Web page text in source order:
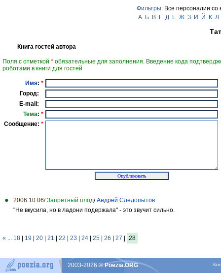
Фильтры: Все персоналии со
А
Б В Г Д Е Ж З И Й К Л
Книга гостей автора
Поля с отметкой * обязательные для заполнения. Введение кода
роботами в книги для гостей
Имя: *
Город:
E-mail:
Тема: *
Сообщение: *
2006.10.06/ Запретный плод/Андрей Следопытов
"Не вкусила, но в ладони подержала" - это звучит сильно.
« ... 18 19 20 21 22 23 24 25 26 27 28
2003-2026© Poezia.ORG